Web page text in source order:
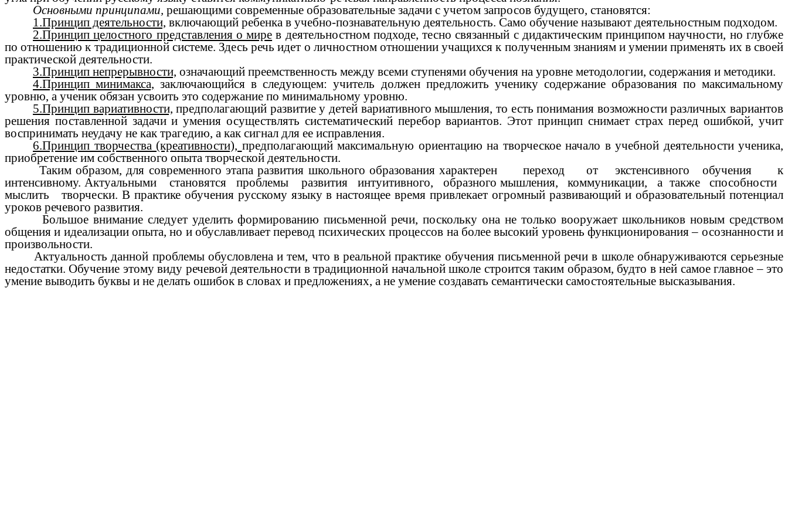
Основными принципами, решающими современные образовательные задачи с учетом запросов будущего, становятся:
1.Принцип деятельности, включающий ребенка в учебно-познавательную деятельность. Само обучение называют деятельностным подходом.
2.Принцип целостного представления о мире в деятельностном подходе, тесно связанный с дидактическим принципом научности, но глубже
по отношению к традиционной системе. Здесь речь идет о личностном отношении учащихся к полученным знаниям и умении применять их в своей
практической деятельности.
3.Принцип непрерывности, означающий преемственность между всеми ступенями обучения на уровне методологии, содержания и методики.
4.Принцип минимакса, заключающийся в следующем: учитель должен предложить ученику содержание образования по максимальному
уровню, а ученик обязан усвоить это содержание по минимальному уровню.
5.Принцип вариативности, предполагающий развитие у детей вариативного мышления, то есть понимания возможности различных вариантов
решения поставленной задачи и умения осуществлять систематический перебор вариантов. Этот принцип снимает страх перед ошибкой, учит
воспринимать неудачу не как трагедию, а как сигнал для ее исправления.
6.Принцип творчества (креативности), предполагающий максимальную ориентацию на творческое начало в учебной деятельности ученика,
приобретение им собственного опыта творческой деятельности.
Таким образом, для современного этапа развития школьного образования характерен переход от экстенсивного обучения к
интенсивному. Актуальными становятся проблемы развития интуитивного, образного мышления, коммуникации, а также способности
мыслить творчески. В практике обучения русскому языку в настоящее время привлекает огромный развивающий и образовательный потенциал
уроков речевого развития.
Большое внимание следует уделить формированию письменной речи, поскольку она не только вооружает школьников новым средством
общения и идеализации опыта, но и обуславливает перевод психических процессов на более высокий уровень функционирования – осознанности и
произвольности.
Актуальность данной проблемы обусловлена и тем, что в реальной практике обучения письменной речи в школе обнаруживаются серьезные
недостатки. Обучение этому виду речевой деятельности в традиционной начальной школе строится таким образом, будто в ней самое главное – это
умение выводить буквы и не делать ошибок в словах и предложениях, а не умение создавать семантически самостоятельные высказывания.